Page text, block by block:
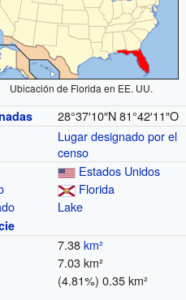
Ubicación de Florida en EE. UU.
28°37′10″N 81°42′11″O
Lugar designado por el
censo
Estados Unidos
Florida
Lake
7.38km²
7.03 km²
(4.81%) 0.35 km²